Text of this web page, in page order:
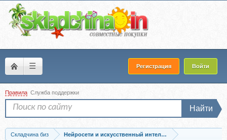
☰ Регистрация Войти
Правила Служба поддержки
Найти
Складчина биз
Нейросети и искусственный интеллект